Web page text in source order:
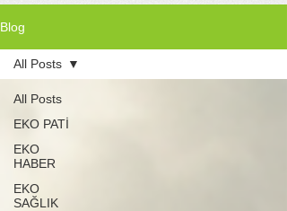
Blog
All Posts
EKO PATİ
EKO
HABER
EKO
SAĞLIK
All Posts